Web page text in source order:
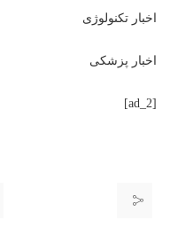
اخبار تکنولوژی
اخبار پزشکی
[ad_2]